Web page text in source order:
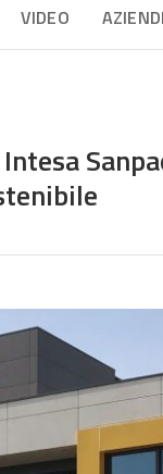
VIDEO